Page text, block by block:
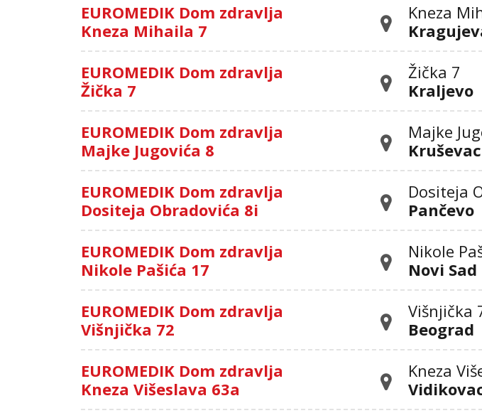
EUROMEDIK Dom zdravlja
Kneza Mihaila 7
Kneza
EUROMEDIK Dom zdravlja
Žička 7
Žička 7
Kraljevo
EUROMEDIK Dom zdravlja
Majke Jugovića 8
Majke
Kruševac
EUROMEDIK Dom zdravlja
Dositeja Obradovića 8i
Dositeja
Pančevo
EUROMEDIK Dom zdravlja
Nikole Pašića 17
Nikole
Novi Sad
EUROMEDIK Dom zdravlja
Višnjička 72
Višnjička
Beograd
EUROMEDIK Dom zdravlja
Kneza Višeslava 63a
Kneza